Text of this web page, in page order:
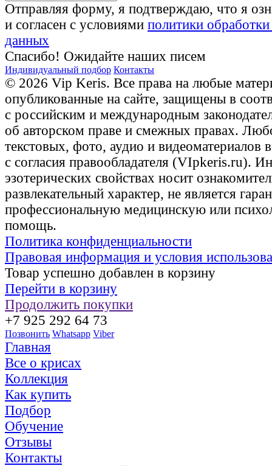
Отправляя форму, я подтверждаю, что я
и согласен с условиями политики
данных
Спасибо! Ожидайте наших писем
Индивидуальный подбор Контакты
© 2026 Vip Keris. Все права на любые
опубликованные на сайте, защищены в
с российским и международным
об авторском праве и смежных правах.
текстовых, фото, аудио и видеоматериалов
с согласия правообладателя (VIpkeris.ru).
эзотерических свойствах носит
развлекательный характер, не является
профессиональную медицинскую или
помощь.
Политика конфиденциальности
Правовая информация и условия
Товар успешно добавлен в корзину
Перейти в корзину
Продолжить покупки
+7 925 292 64 73
Позвонить Whatsapp Viber
Главная
Все о крисах
Коллекция
Как купить
Подбор
Обучение
Отзывы
Контакты